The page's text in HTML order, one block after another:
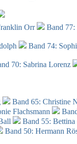
Orr
Band
Band 74:
70: Sabrina Lorenz
Band 65: Christine
Flachsmann
Band 55:
Band 50: Hermann